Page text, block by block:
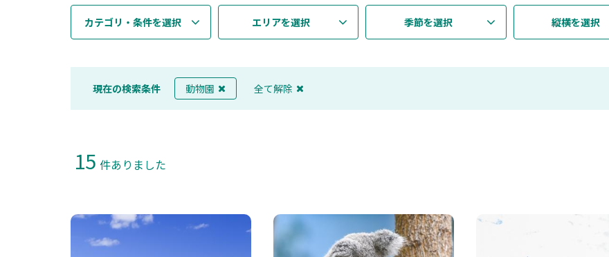
カテゴリ・条件を選択 エリアを選択 季節を選択 縦横を選択
現在の検索条件 動物園 全て解除
15 件ありました